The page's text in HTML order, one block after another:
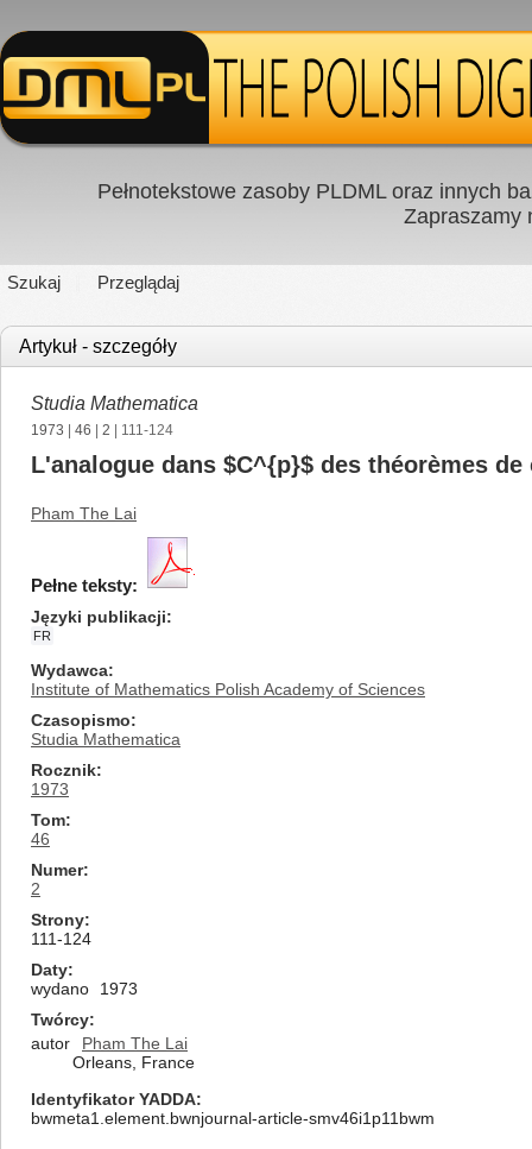
Pełnotekstowe zasoby PLDML oraz innych
Zapraszamy
Szukaj Przeglądaj
Artykuł - szczegóły
Studia Mathematica
1973 46 2 | 111-124
L'analogue dans $C^{p}$ des théorèmes
Pham The Lai
Pełne teksty:
Języki publikacji
FR
Wydawca
Institute of Mathematics Polish Academy of Sciences
Czasopismo
Studia Mathematica
Rocznik
1973
Tom
46
Numer
2
Strony
111-124
Daty
wydano
1973
Twórcy
autor
Pham The Lai
Orleans, France
Identyfikator YADDA
bwmeta1.element.bwnjournal-article-smv46i1p11bwm